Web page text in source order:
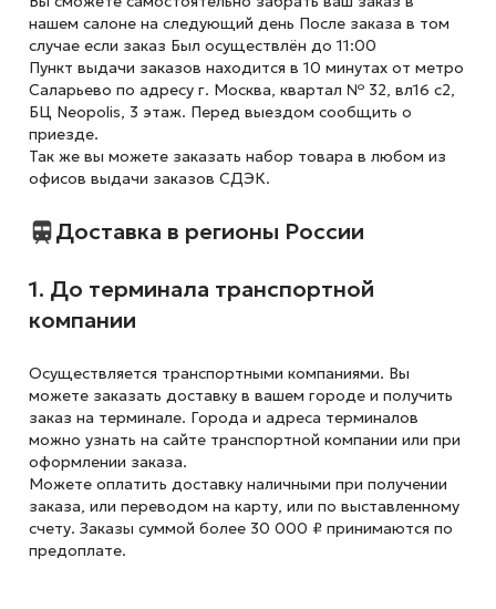
нашем салоне на следующий день После заказа в том
случае если заказ Был осуществлён до 11:00
Пункт выдачи заказов находится в 10 минутах от метро
Саларьево по адресу г. Москва, квартал № 32, вл16 с2,
БЦ Neopolis, 3 этаж. Перед выездом сообщить о
приезде.
Так же вы можете заказать набор товара в любом из
офисов выдачи заказов СДЭК.
Доставка в регионы России
1. До терминала транспортной
компании
Осуществляется транспортными компаниями. Вы
можете заказать доставку в вашем городе и получить
заказ на терминале. Города и адреса терминалов
можно узнать на сайте транспортной компании или при
оформлении заказа.
Можете оплатить доставку наличными при получении
заказа, или переводом на карту, или по выставленному
счету. Заказы суммой более 30 000 ₽ принимаются по
предоплате.